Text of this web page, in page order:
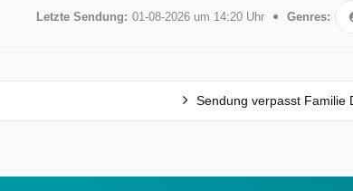
Letzte Sendung: 01-08-2026 um 14:20 Uhr Genres:
Sendung verpasst Familie